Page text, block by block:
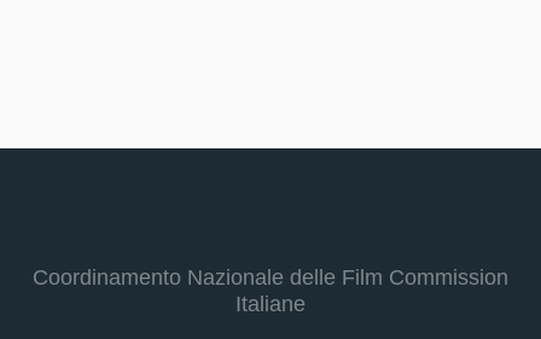
Coordinamento Nazionale delle Film Commission
Italiane